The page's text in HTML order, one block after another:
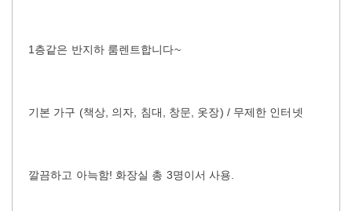
1층같은 반지하 룸렌트합니다~
기본 가구 (책상, 의자, 침대, 창문, 옷장) / 무제한 인터넷
깔끔하고 아늑함! 화장실 총 3명이서 사용.